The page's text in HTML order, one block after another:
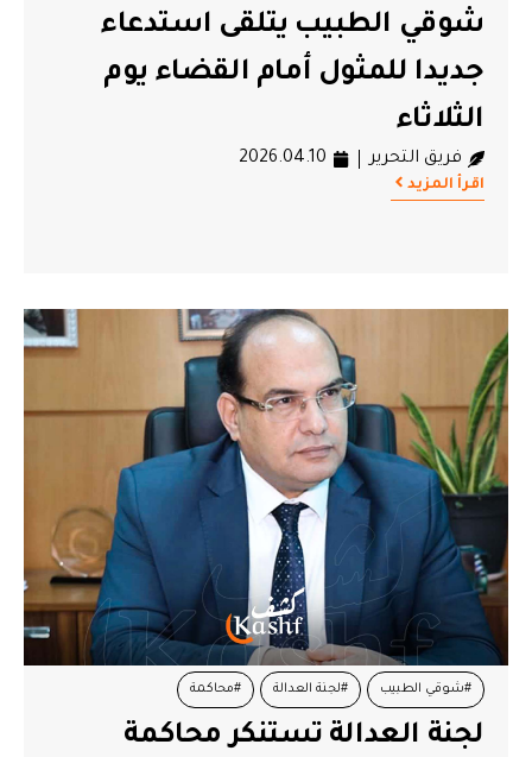
شوقي الطبيب يتلقى استدعاء
جديدا للمثول أمام القضاء يوم
الثلاثاء
فريق التحرير 2026.04.10
اقرأ المزيد
#شوقي الطبيب #لجنة العدالة #محاكمة
لجنة العدالة تستنكر محاكمة